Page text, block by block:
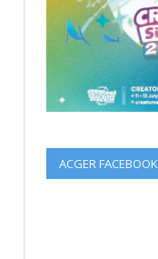
ACGER FACEBOOK